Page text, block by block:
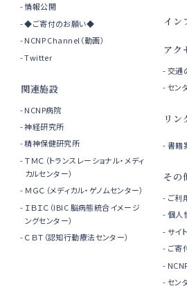
情報公開
◆ご寄付のお願い◆
NCNP Channel（動画）
Twitter
関連施設
NCNP病院
神経研究所
精神保健研究所
ＴＭＣ（トランスレーショナル・メディ
カルセンター）
ＭＧＣ（メディカル・ゲノムセンター）
ＩＢＩＣ（IBIC 脳病態統合イメージ
ングセンター）
ＣＢＴ（認知行動療法センター）
イン
アク
交通
セン
リン
書籍
その
ご利
個人
サイ
ご寄
セン